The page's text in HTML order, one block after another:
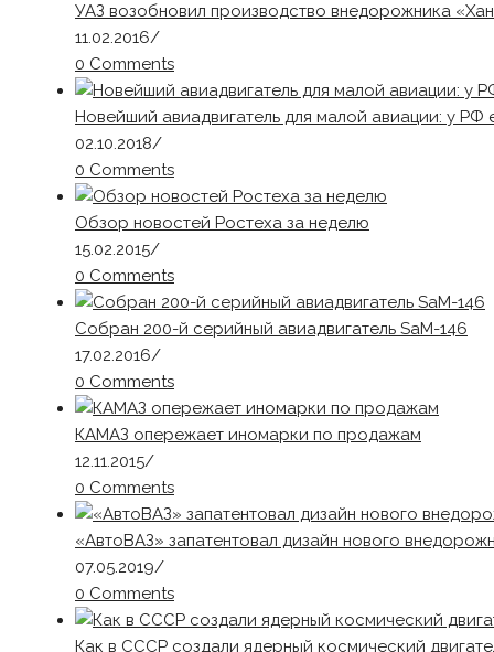
УАЗ возобновил производство внедорожника
11.02.2016/
0 Comments
Новейший авиадвигатель для малой авиации: у РФ
02.10.2018/
0 Comments
Обзор новостей Ростеха за неделю
15.02.2015/
0 Comments
Собран 200-й серийный авиадвигатель SaM-146
17.02.2016/
0 Comments
КАМАЗ опережает иномарки по продажам
12.11.2015/
0 Comments
«АвтоВАЗ» запатентовал дизайн нового
07.05.2019/
0 Comments
Как в СССР создали ядерный космический